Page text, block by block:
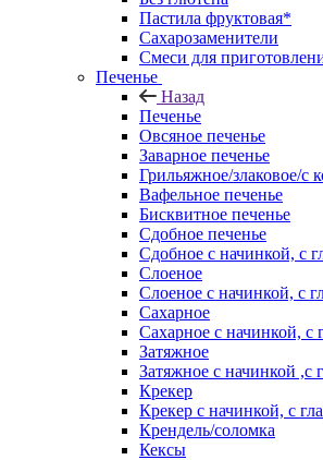
Пастила фруктовая*
Сахарозаменители
Смеси для
Печенье
Назад
Печенье
Овсяное печенье
Заварное печенье
Грильяжное/злаковое/с
Вафельное печенье
Бисквитное печенье
Сдобное печенье
Сдобное с начинкой, с
Слоеное
Слоеное с начинкой, с
Сахарное
Сахарное с начинкой, с
Затяжное
Затяжное с начинкой ,с
Крекер
Крекер с начинкой, с
Крендель/соломка
Кексы